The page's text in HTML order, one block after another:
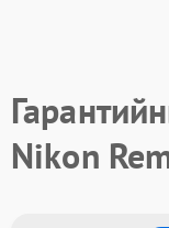
Nikon